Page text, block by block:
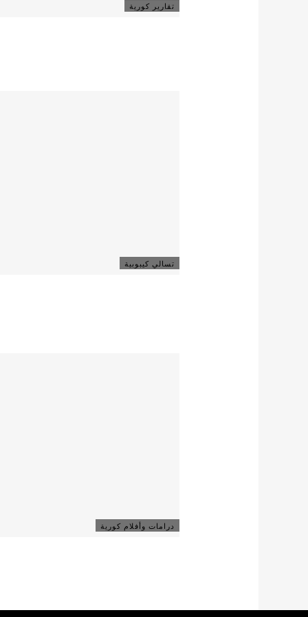
تقارير كورية
تسالي كيبوبية
درامات وأفلام كورية